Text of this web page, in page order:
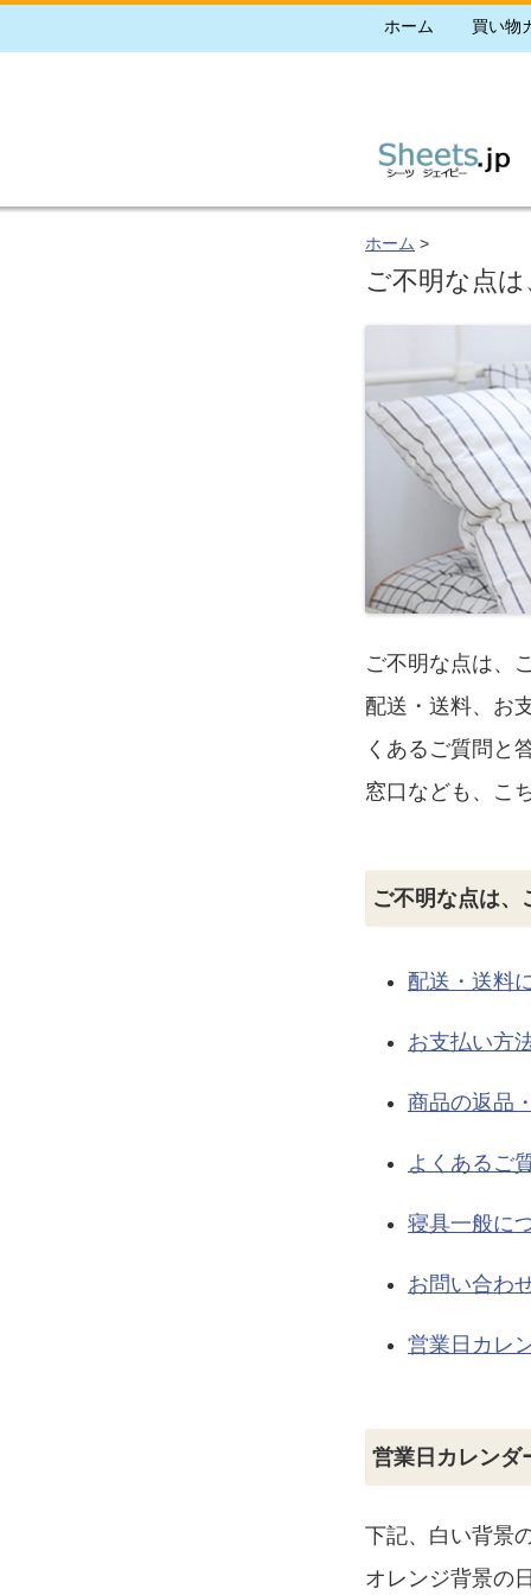
ホーム 買い物
ホーム >
ご不明な点
ご不明な点は、
配送・送料、お
くあるご質問と
窓口なども、こ
ご不明な点は、
配送・送料
お支払い方
商品の返品
よくあるご
寝具一般に
お問い合わ
営業日カレ
営業日カレンダ
下記、白い背景
オレンジ背景の